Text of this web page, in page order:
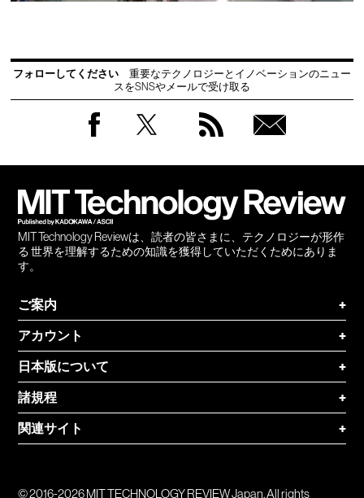
フォローしてください
重要なテクノロジーとイノベーションのニュー
スをSNSやメールで受け取る
MIT Technology Reviewは、読者の皆さまに、テクノロジーが形作
る 世界を理解するための知識を獲得していただくためにありま
す。
ご案内
+
アカウント
+
日本版について
+
諸規程
+
関連サイト
+
© 2016-2026 MIT TECHNOLOGY REVIEW Japan. All rights